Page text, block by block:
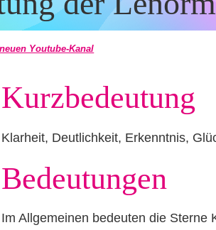
Youtube-Kanal
Kurzbedeutung
Klarheit, Deutlichkeit, Erkenntnis,
Bedeutungen
Im Allgemeinen bedeuten die Sterne